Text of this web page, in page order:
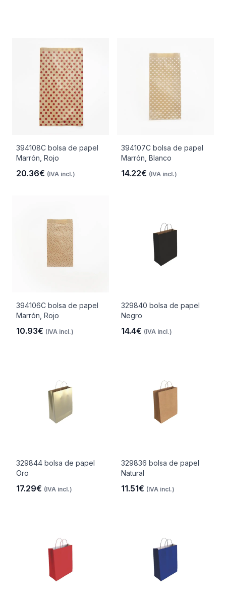
394108C bolsa de papel
Marrón, Rojo
20.36€ (IVA incl.)
394107C bolsa de papel
Marrón, Blanco
14.22€ (IVA incl.)
394106C bolsa de papel
Marrón, Rojo
10.93€ (IVA incl.)
329840 bolsa de papel
Negro
14.4€ (IVA incl.)
329844 bolsa de papel
Oro
17.29€ (IVA incl.)
329836 bolsa de papel
Natural
11.51€ (IVA incl.)